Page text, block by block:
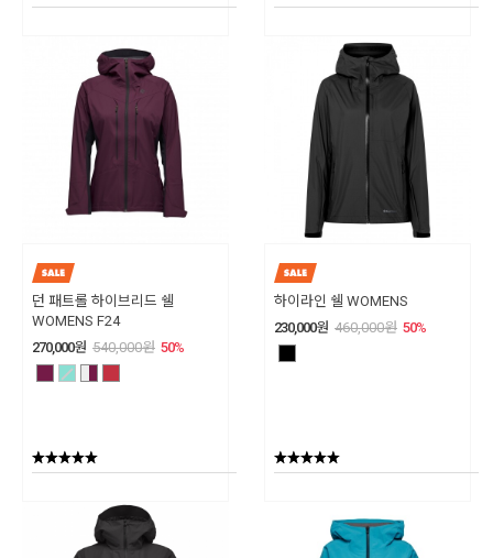
던 패트롤 하이브리드 쉘
WOMENS F24
270,000원 540,000원 50%
하이라인 쉘 WOMENS
230,000원 460,000원 50%